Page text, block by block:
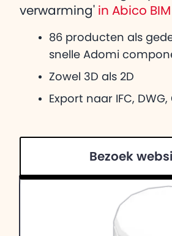
verwarming' in Abico
86 producten als
snelle Adomi
Zowel 3D als 2D
Export naar IFC,
Bezoek